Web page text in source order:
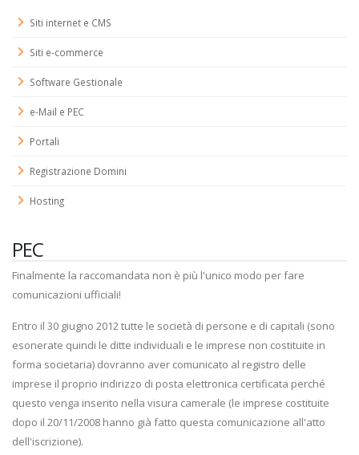
Siti internet e CMS
Siti e-commerce
Software Gestionale
e-Mail e PEC
Portali
Registrazione Domini
Hosting
PEC
Finalmente la raccomandata non è più l'unico modo per fare
comunicazioni ufficiali!
Entro il 30 giugno 2012 tutte le società di persone e di capitali (sono
esonerate quindi le ditte individuali e le imprese non costituite in
forma societaria) dovranno aver comunicato al registro delle
imprese il proprio indirizzo di posta elettronica certificata perché
questo venga inserito nella visura camerale (le imprese costituite
dopo il 20/11/2008 hanno già fatto questa comunicazione all'atto
dell'iscrizione).